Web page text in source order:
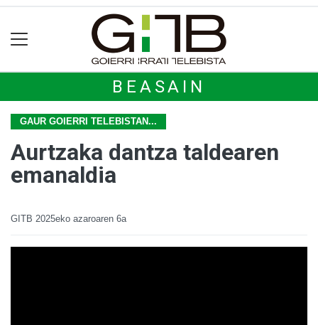
BEASAIN
GAUR GOIERRI TELEBISTAN...
Aurtzaka dantza taldearen
emanaldia
GITB 2025eko azaroaren 6a